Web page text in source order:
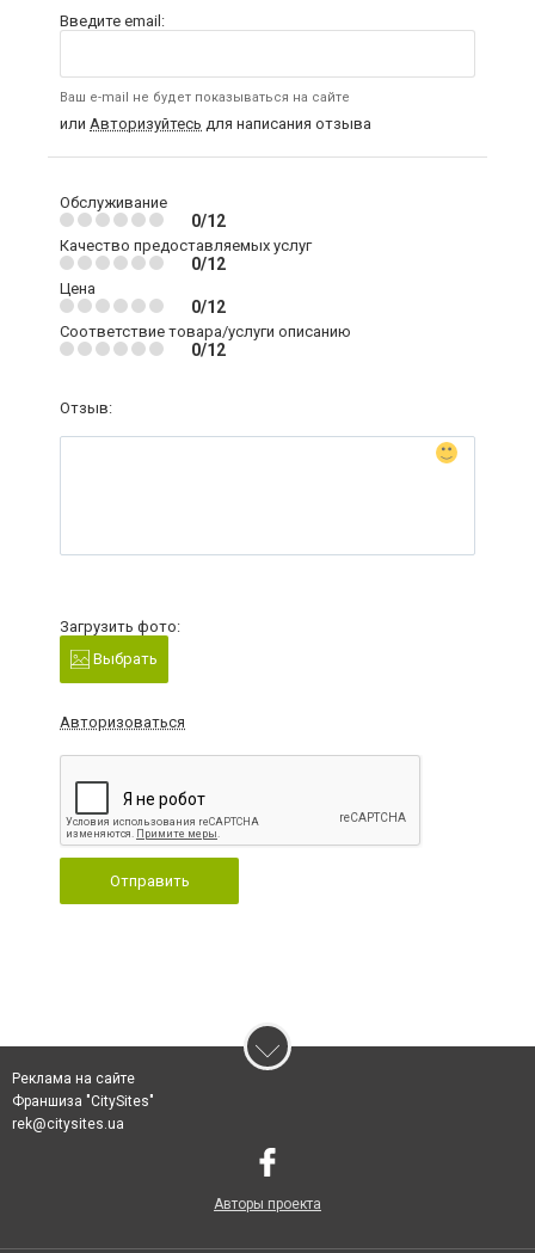
Введите email:
Ваш e-mail не будет показываться на сайте
или Авторизуйтесь для написания отзыва
Обслуживание
0/12
Качество предоставляемых услуг
0/12
Цена
0/12
Соответствие товара/услуги описанию
0/12
Отзыв:
Загрузить фото:
Выбрать
Авторизоваться
Отправить
Реклама на сайте
Франшиза "CitySites"
rek@citysites.ua
Авторы проекта